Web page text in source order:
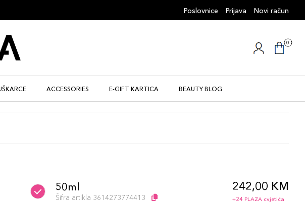
Poslovnice Prijava Novi račun
0
ACCESSORIES E-GIFT KARTICA BEAUTY BLOG
50ml
Šifra artikla 3614273774413
242,00 KM
+24 PLAZA cvjetića